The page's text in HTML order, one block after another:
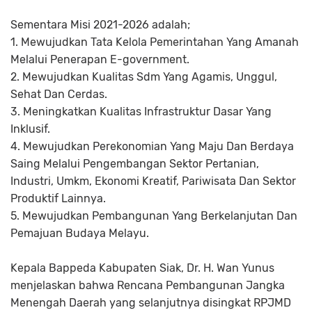
Sementara Misi 2021-2026 adalah;
1. Mewujudkan Tata Kelola Pemerintahan Yang Amanah
Melalui Penerapan E-government.
2. Mewujudkan Kualitas Sdm Yang Agamis, Unggul,
Sehat Dan Cerdas.
3. Meningkatkan Kualitas Infrastruktur Dasar Yang
Inklusif.
4. Mewujudkan Perekonomian Yang Maju Dan Berdaya
Saing Melalui Pengembangan Sektor Pertanian,
Industri, Umkm, Ekonomi Kreatif, Pariwisata Dan Sektor
Produktif Lainnya.
5. Mewujudkan Pembangunan Yang Berkelanjutan Dan
Pemajuan Budaya Melayu.
Kepala Bappeda Kabupaten Siak, Dr. H. Wan Yunus
menjelaskan bahwa Rencana Pembangunan Jangka
Menengah Daerah yang selanjutnya disingkat RPJMD